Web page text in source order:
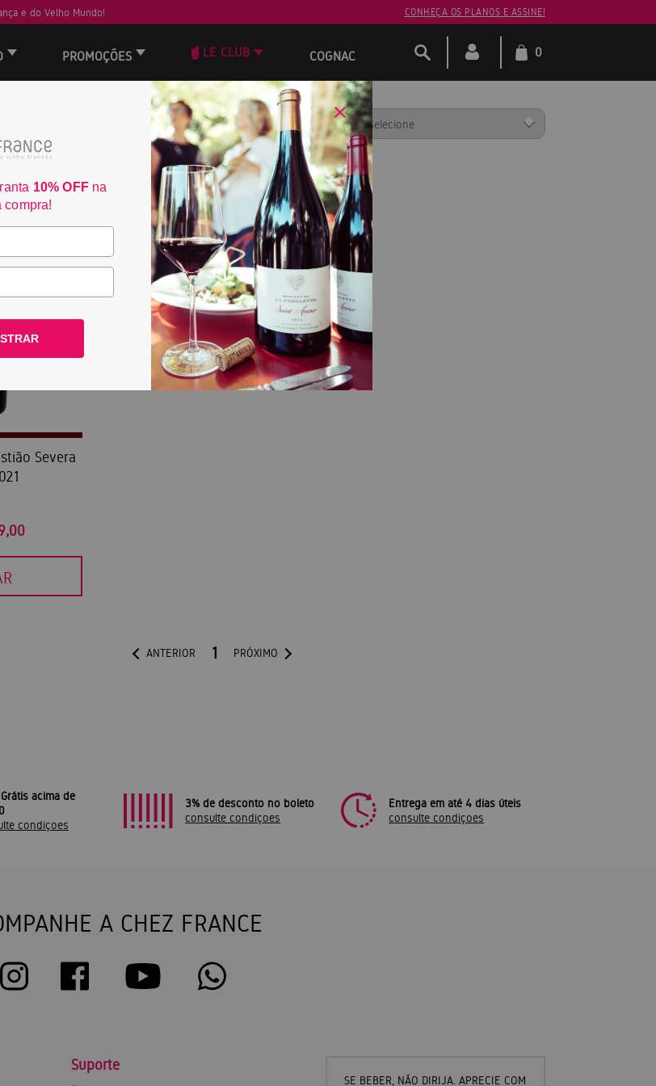
e do Velho Mundo! CONHEÇA OS PLANOS E ASSINE!
PROMOÇÕES LE CLUB COGNAC 0
ORDENAR POR:
Severa
ANTERIOR 1 PRÓXIMO
acima de
condiçoes
3% de desconto no boleto
consulte condiçoes
Entrega em até 4 dias úteis
consulte condiçoes
A CHEZ FRANCE
Suporte
SE BEBER, NÃO DIRIJA. APRECIE COM
10% OFF na
compra!